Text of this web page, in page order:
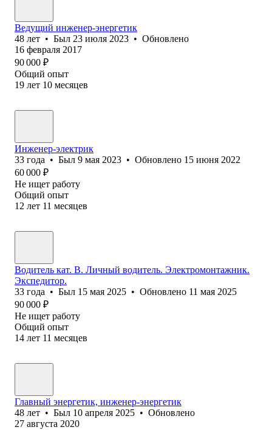
Ведущий инженер-энергетик
48 лет • Был 23 июля 2023 • Обновлено
16 февраля 2017
90 000 ₽
Общий опыт
19 лет 10 месяцев
Инженер-электрик
33 года • Был 9 мая 2023 • Обновлено 15 июня 2022
60 000 ₽
Не ищет работу
Общий опыт
12 лет 11 месяцев
Водитель кат. В. Личный водитель. Электромонтажник.
Экспедитор.
33 года • Был 15 мая 2025 • Обновлено 11 мая 2025
90 000 ₽
Не ищет работу
Общий опыт
14 лет 11 месяцев
Главный энергетик, инженер-энергетик
48 лет • Был 10 апреля 2025 • Обновлено
27 августа 2020